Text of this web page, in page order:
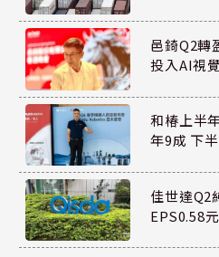
邑錡Q2轉
投入AI視
和椿上半
年9成 下
佳世達Q2
EPS0.58元